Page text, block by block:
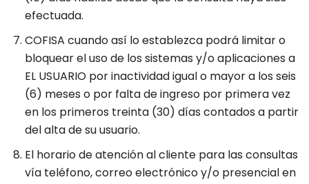
efectuada.
COFISA cuando así lo establezca podrá limitar o
bloquear el uso de los sistemas y/o aplicaciones a
EL USUARIO por inactividad igual o mayor a los seis
(6) meses o por falta de ingreso por primera vez
en los primeros treinta (30) días contados a partir
del alta de su usuario.
El horario de atención al cliente para las consultas
vía teléfono, correo electrónico y/o presencial en